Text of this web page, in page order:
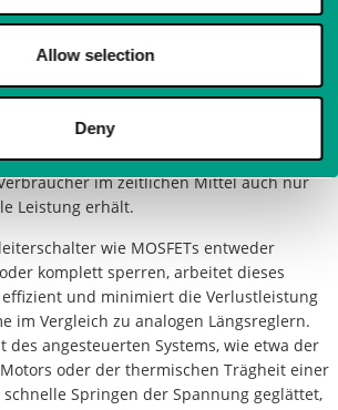
Allow selection
Deny
zu simulieren. Das
deren Verhältnis von Einschaltzeit
– das sogenannte
beispielsweise 50%, ist die Spannung
wodurch ein
im zeitlichen Mittel auch nur
Leistung erhält.
wie MOSFETs entweder
komplett sperren, arbeitet dieses
und minimiert die Verlustleistung
im Vergleich zu analogen Längsreglern.
des angesteuerten Systems, wie etwa der
oder der thermischen Trägheit einer
Springen der Spannung geglättet,